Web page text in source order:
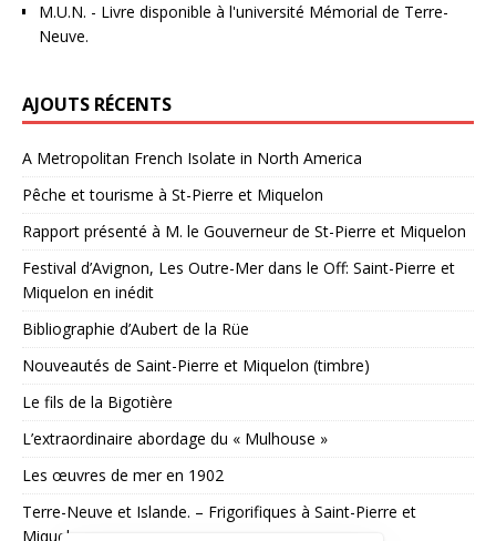
M.U.N. - Livre disponible à l'université Mémorial de Terre-
Neuve.
AJOUTS RÉCENTS
A Metropolitan French Isolate in North America
Pêche et tourisme à St-Pierre et Miquelon
Rapport présenté à M. le Gouverneur de St-Pierre et Miquelon
Festival d’Avignon, Les Outre-Mer dans le Off: Saint-Pierre et
Miquelon en inédit
Bibliographie d’Aubert de la Rüe
Nouveautés de Saint-Pierre et Miquelon (timbre)
Le fils de la Bigotière
L’extraordinaire abordage du « Mulhouse »
Les œuvres de mer en 1902
Terre-Neuve et Islande. – Frigorifiques à Saint-Pierre et
Miquelon